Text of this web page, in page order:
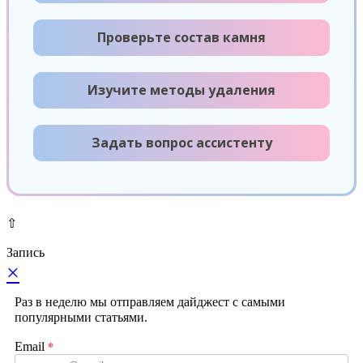
Проверьте состав камня
Изучите методы удаления
Задать вопрос ассистенту
⇧
Запись
×
Раз в неделю мы отправляем дайджест с самыми
популярными статьями.
Email *